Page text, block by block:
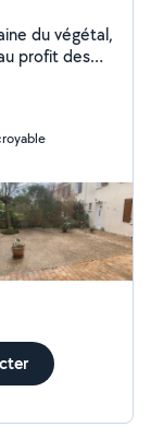
du végétal,
profit des
devis gratuit.